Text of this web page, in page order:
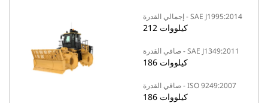
إجمالي القدرة - SAE J1995:2014
212 كيلووات
صافي القدرة - SAE J1349:2011
186 كيلووات
صافي القدرة - ISO 9249:2007
186 كيلووات